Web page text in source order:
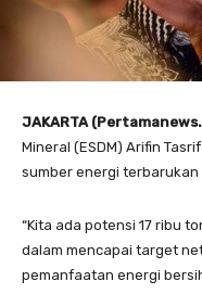
JAKARTA
Mineral (ESDM) Arifin
sumber energi terbarukan
“Kita ada potensi 17 ribu
dalam mencapai target
pemanfaatan energi